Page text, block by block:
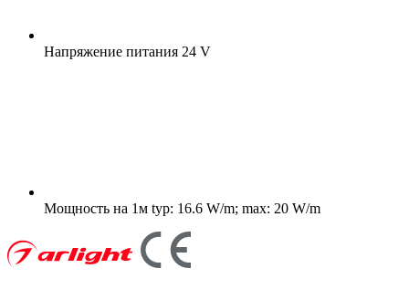
Напряжение питания 24 V
Мощность на 1м typ: 16.6 W/m; max: 20 W/m